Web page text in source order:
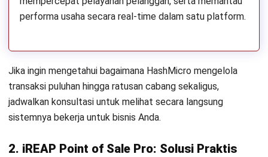
performa usaha secara real-time dalam satu platform.
Jika ingin mengetahui bagaimana HashMicro mengelola
transaksi puluhan hingga ratusan cabang sekaligus,
jadwalkan konsultasi untuk melihat secara langsung
sistemnya bekerja untuk bisnis Anda.
2. iREAP Point of Sale Pro: Solusi Praktis